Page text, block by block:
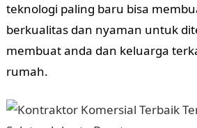
teknologi paling baru bisa
berkualitas dan nyaman untuk
membuat anda dan keluarga
rumah.